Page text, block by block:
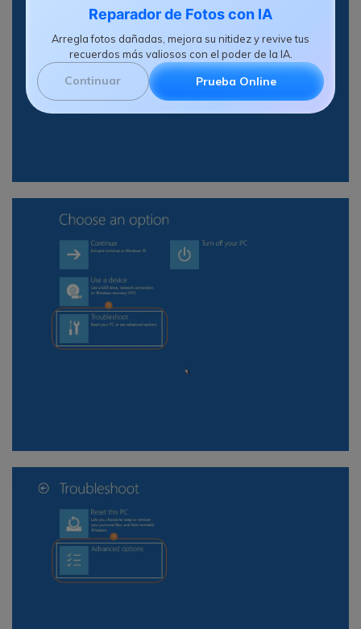
Reparador de Fotos con IA
Arregla fotos dañadas, mejora su nitidez y revive tus
recuerdos más valiosos con el poder de la IA.
Continuar Prueba Online